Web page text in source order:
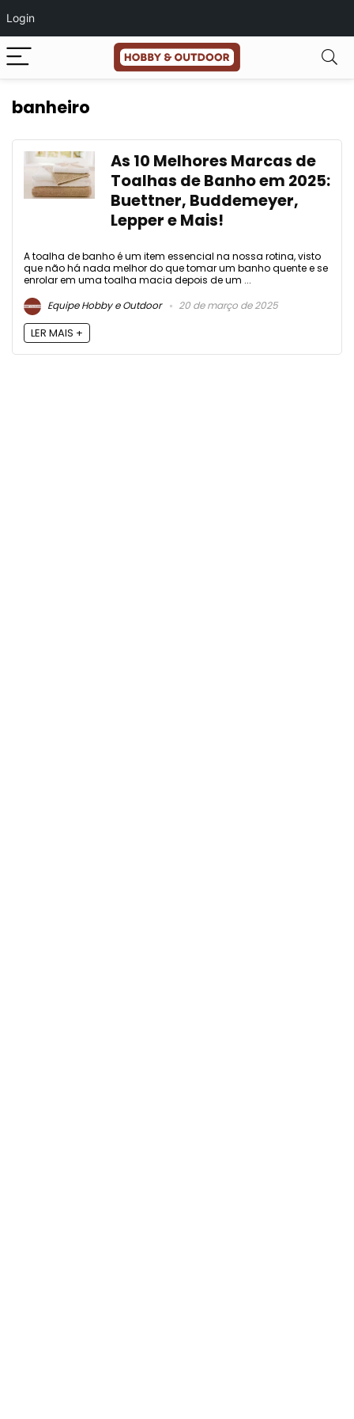
Login
banheiro
As 10 Melhores Marcas de
Toalhas de Banho em 2025:
Buettner, Buddemeyer,
Lepper e Mais!
A toalha de banho é um item essencial na nossa rotina, visto
que não há nada melhor do que tomar um banho quente e se
enrolar em uma toalha macia depois de um ...
Equipe Hobby e Outdoor
20 de março de 2025
LER MAIS +